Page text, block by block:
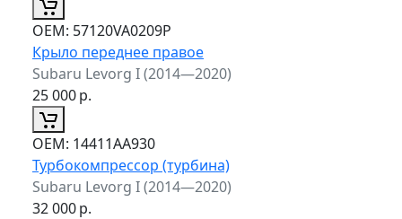
ОЕМ: 57120VA0209P
Крыло переднее правое
Subaru Levorg I (2014—2020)
25 000р.
ОЕМ: 14411AA930
Турбокомпрессор (турбина)
Subaru Levorg I (2014—2020)
32 000р.